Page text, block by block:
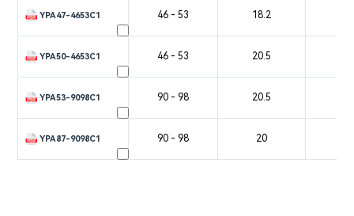
YPA47-4653C1 46 - 53 18.2
YPA50-4653C1 46 - 53 20.5
YPA53-9098C1 90 - 98 20.5
YPA87-9098C1 90 - 98 20